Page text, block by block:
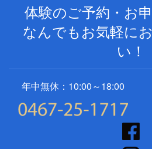
体験のご予約・お
なんでもお気軽に
い！
年中無休：10:00～18:00